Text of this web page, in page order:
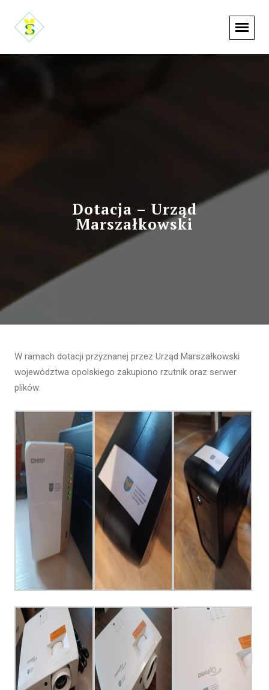
Dotacja – Urząd
Marszałkowski
W ramach dotacji przyznanej przez Urząd Marszałkowski
województwa opolskiego zakupiono rzutnik oraz serwer
plików.